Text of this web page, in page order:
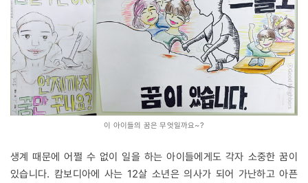
이 아이들의 꿈은 무엇일까요~?
생계 때문에 어쩔 수 없이 일을 하는 아이들에게도 각자 소중한 꿈이
있습니다. 캄보디아에 사는 12살 소년은 의사가 되어 가난하고 아픈